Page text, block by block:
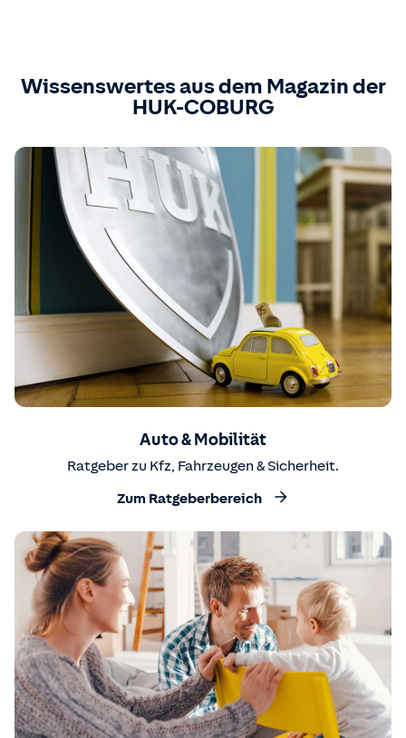
Wissenswertes aus dem Magazin der
HUK-COBURG
Auto & Mobilität
Ratgeber zu Kfz, Fahrzeugen & Sicherheit.
Zum Ratgeberbereich